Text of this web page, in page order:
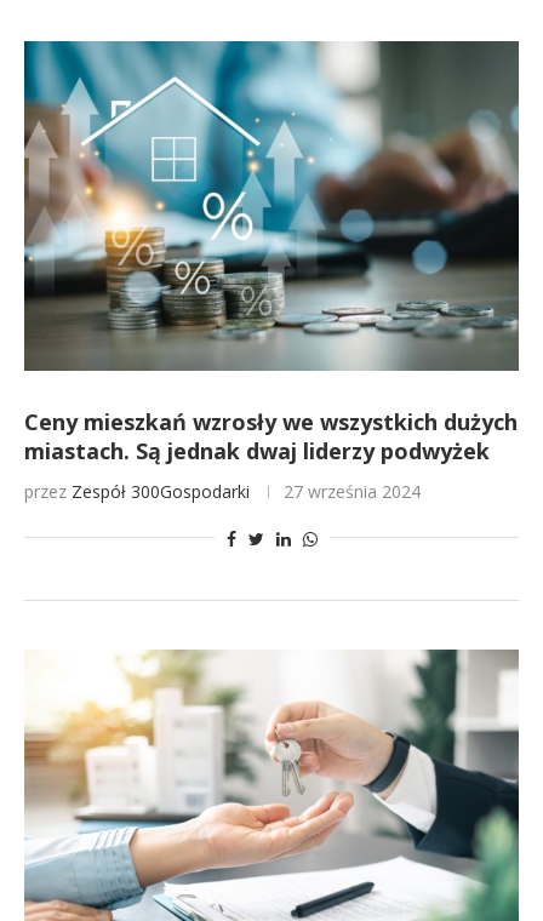
Ceny mieszkań wzrosły we wszystkich dużych
miastach. Są jednak dwaj liderzy podwyżek
przez Zespół 300Gospodarki 27 września 2024